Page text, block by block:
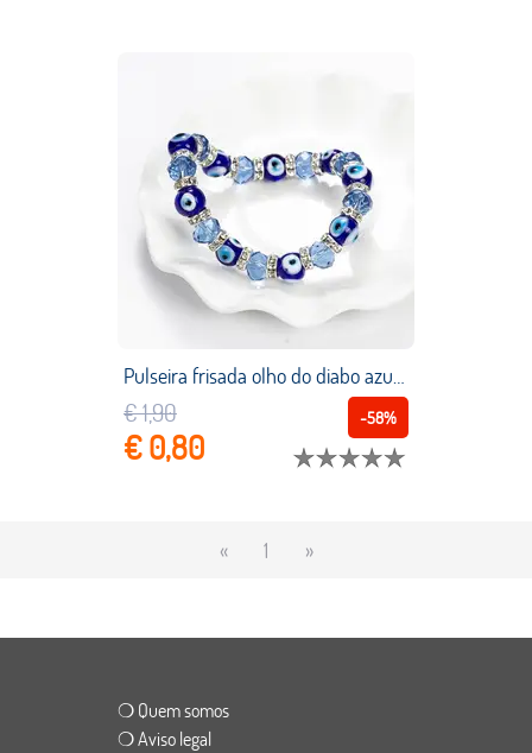
Pulseira frisada olho do diabo azul cristal pedra preciosa amuleto olhos contas geometria forma feminino jóias presentes casal bangle uni
-58%
€ 1,90
€ 0,80
« 1 »
❍ Quem somos
❍ Aviso legal